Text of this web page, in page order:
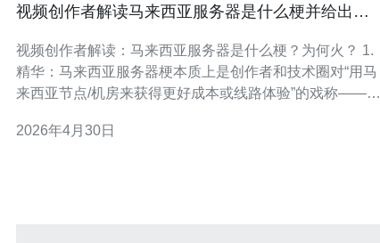
视频创作者解读马来西亚服务器是什么梗并给出体
视频创作者解读：马来西亚服务器是什么梗？为何火？ 1.
精华：马来西亚服务器梗本质上是创作者和技术圈对“用马
来西亚节点/机房来获得更好成本或线路体验”的戏称——既
节点不是炫技而是策略：延迟、带宽、性价比、CDN 覆盖
2026年4月30日